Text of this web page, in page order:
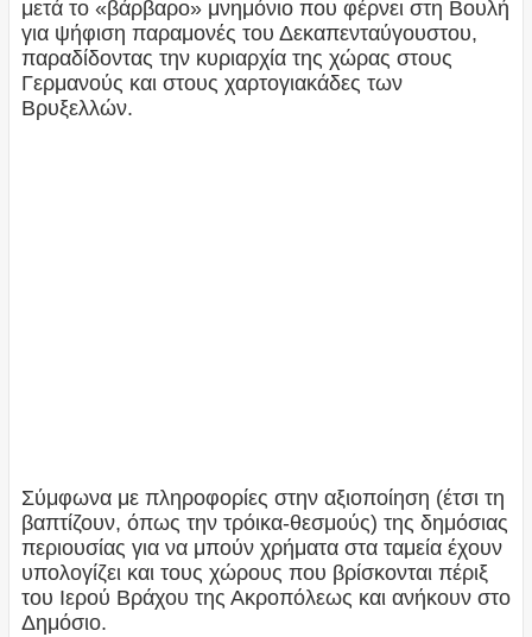
μετά το «βάρβαρο» μνημόνιο που φέρνει στη Βουλή
για ψήφιση παραμονές του Δεκαπενταύγουστου,
παραδίδοντας την κυριαρχία της χώρας στους
Γερμανούς και στους χαρτογιακάδες των
Βρυξελλών.
Σύμφωνα με πληροφορίες στην αξιοποίηση (έτσι τη
βαπτίζουν, όπως την τρόικα-θεσμούς) της δημόσιας
περιουσίας για να μπούν χρήματα στα ταμεία έχουν
υπολογίζει και τους χώρους που βρίσκονται πέριξ
του Ιερού Βράχου της Ακροπόλεως και ανήκουν στο
Δημόσιο.